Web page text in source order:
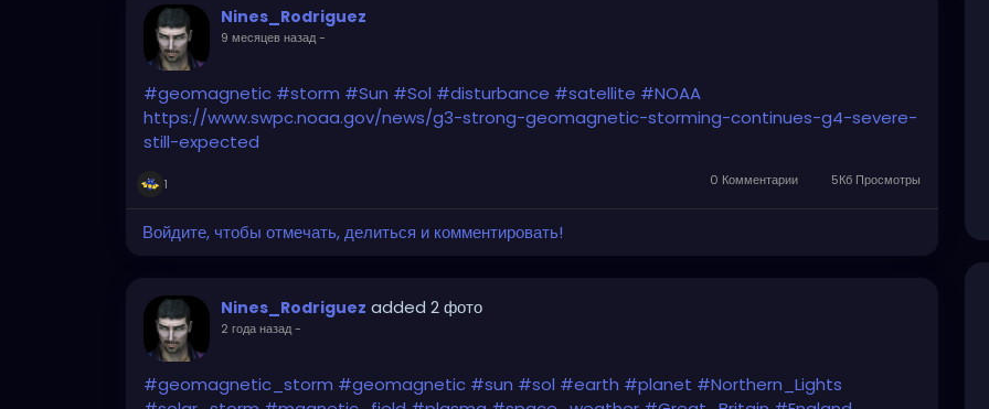
Nines_Rodriguez
9 месяцев назад-
#geomagnetic #storm #Sun #Sol #disturbance #satellite #NOAA
https://www.swpc.noaa.gov/news/g3-strong-geomagnetic-storming-continues-g4-severe-
still-expected
1 0 Комментарии 5Кб Просмотры
Войдите, чтобы отмечать, делиться и комментировать!
Nines_Rodriguez added 2 фото
2 года назад-
#geomagnetic_storm #geomagnetic #sun #sol #earth #planet #Northern_Lights